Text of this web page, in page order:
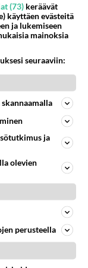
Siinäpä se kysymys on otsikossa. Mitäpä siis tuot/toisit pöytään parisuhteessa? Oletko mies vai nainen? Koetko sen mitä
https://www.iltalehti.fi/viihdeuutiset/a/c46da6ab-340f-4790-aaa7-0865eed2336 Yrityksen konkurssihakemus on tullut kärä
Martina Aitolehti on seurattu julkisuuden henkilö. Lähipiiriin mahtuu muitakin tunnettuja henkilöitä. Tiesitkö, että Ma
rahasalkun
Helmi
Tähtien Kanssa
keskusteluun
96
(73) keräävät
käyttäen evästeitä
ja lukemiseen
mainoksia
seuraaviin:
ja
olevien
perusteella